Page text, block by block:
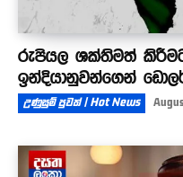
රුපියල ශක්තිමත්
ඉන්දියානුවන්ගෙන්
උණුසුම් පුවත් | Hot News